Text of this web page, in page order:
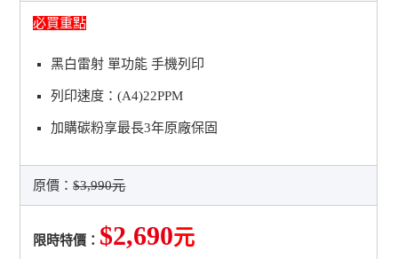
必買重點
黑白雷射 單功能 手機列印
列印速度：(A4)22PPM
加購碳粉享最長3年原廠保固
原價：$3,990元
限時特價： $2,690元